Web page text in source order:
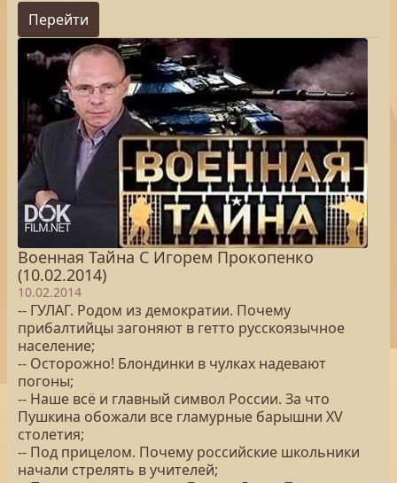
Перейти
Военная Тайна С Игорем Прокопенко
(10.02.2014)
10.02.2014
-- ГУЛАГ. Родом из демократии. Почему
прибалтийцы загоняют в гетто русскоязычное
население;
-- Осторожно! Блондинки в чулках надевают
погоны;
-- Наше всё и главный символ России. За что
Пушкина обожали все гламурные барышни XV
столетия;
-- Под прицелом. Почему российские школьники
начали стрелять в учителей;